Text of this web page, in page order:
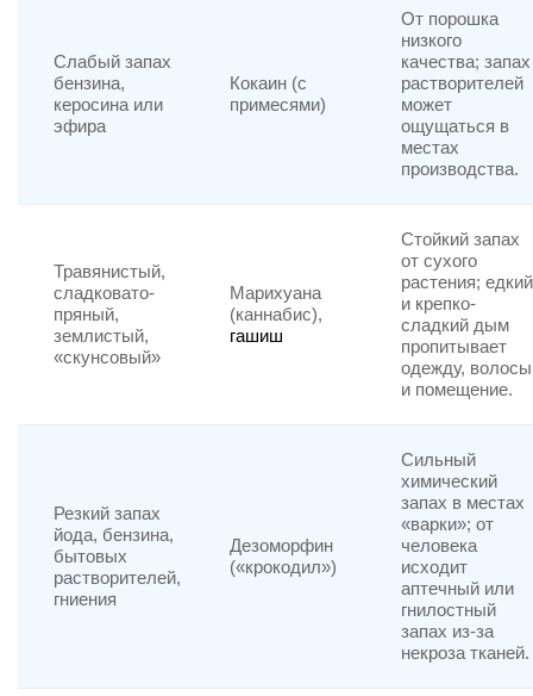
Слабый запах
бензина,
керосина или
эфира
Кокаин (с
примесями)
От порошка
низкого
качества; запах
растворителей
может
ощущаться в
местах
производства.
Травянистый,
сладковато-
пряный,
землистый,
«скунсовый»
Марихуана
(каннабис),
гашиш
Стойкий запах
от сухого
растения; едкий
и крепко-
сладкий дым
пропитывает
одежду, волосы
и помещение.
Резкий запах
йода, бензина,
бытовых
растворителей,
гниения
Дезоморфин
(«крокодил»)
Сильный
химический
запах в местах
«варки»; от
человека
исходит
аптечный или
гнилостный
запах из-за
некроза тканей.